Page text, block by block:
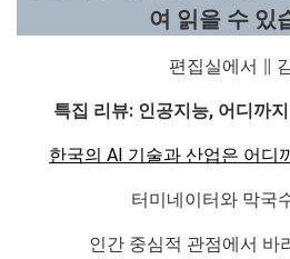
여 읽을 수 있
편집실에서 ∥
특집 리뷰: 인공지능, 어디까
한국의 AI 기술과 산업은 어디
터미네이터와 막국
인간 중심적 관점에서 바